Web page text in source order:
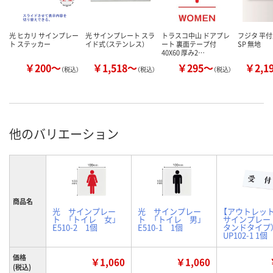
光 ヒカリ サインプレー
ト ステッカー
￥200～（税込）
光 サインプレート スラ
イド式（ステンレス）
￥1,518～（税込）
トラスコ中山 ドアプレ
ート 裏面テープ付
40X60 厚み2…
￥295～（税込）
フジタ 平
SP 無地
￥
他のバリエーション
商品名
光 サインプレー
ト 「トイレ 女」
E510-2 1個
光 サインプレー
ト 「トイレ 男」
E510-1 1個
【アウトレッ
サインプレー
タンドタイプ
UP102-1 1個
価格
(税込)
￥1,060 ￥1,060